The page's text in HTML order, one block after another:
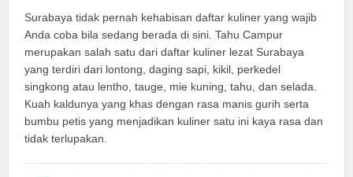
Surabaya tidak pernah kehabisan daftar kuliner yang wajib
Anda coba bila sedang berada di sini. Tahu Campur
merupakan salah satu dari daftar kuliner lezat Surabaya
yang terdiri dari lontong, daging sapi, kikil, perkedel
singkong atau lentho, tauge, mie kuning, tahu, dan selada.
Kuah kaldunya yang khas dengan rasa manis gurih serta
bumbu petis yang menjadikan kuliner satu ini kaya rasa dan
tidak terlupakan.